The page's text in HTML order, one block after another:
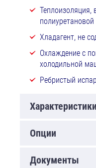
Хладагент, не
Охлаждение с
холодильной
Ребристый
Характеристики
Опции
Документы